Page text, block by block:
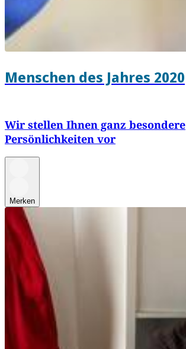
Menschen des Jahres 2020
Wir stellen Ihnen ganz besondere
Persönlichkeiten vor
Merken